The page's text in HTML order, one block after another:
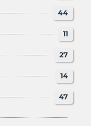
44
11
27
14
47